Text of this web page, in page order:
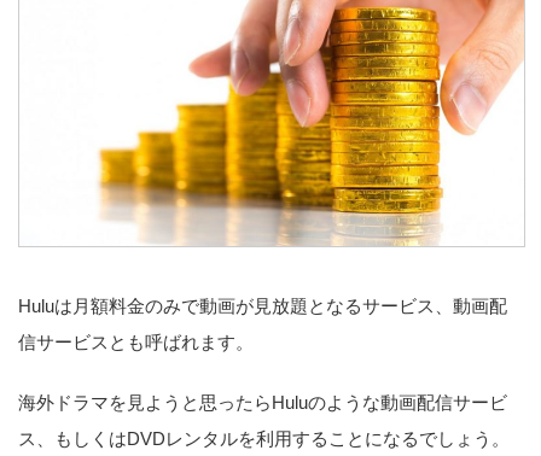
Huluは月額料金のみで動画が見放題となるサービス、動画配
信サービスとも呼ばれます。
海外ドラマを見ようと思ったらHuluのような動画配信サービ
ス、もしくはDVDレンタルを利用することになるでしょう。